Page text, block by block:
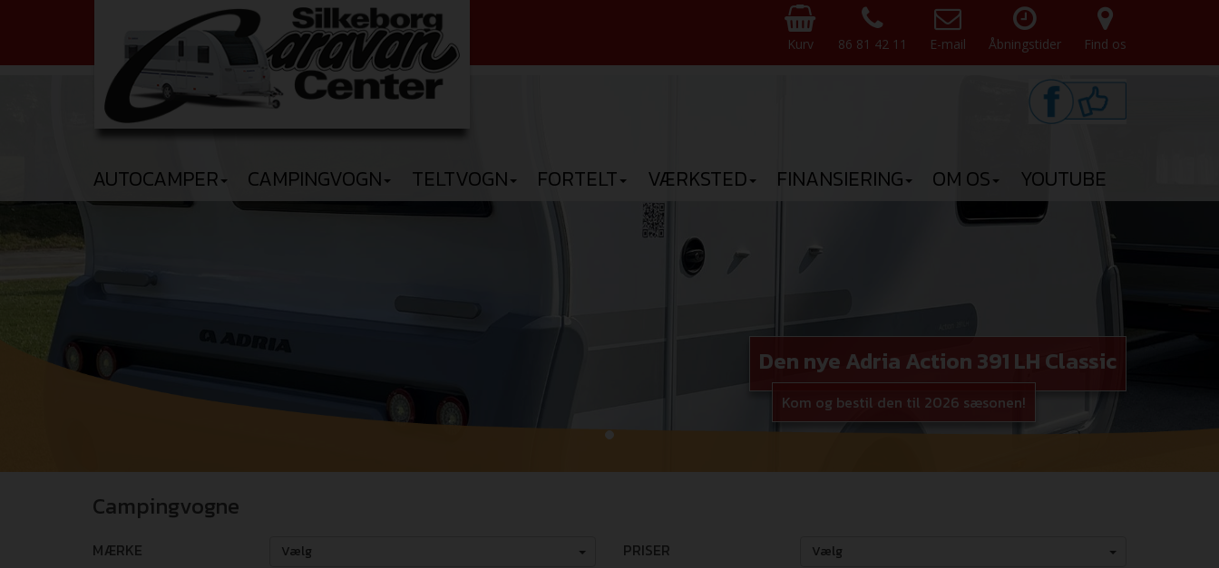
Kurv 86 81 42 11 E-mail Åbningstider Find os
AUTOCAMPER CAMPINGVOGN TELTVOGN FORTELT VÆRKSTED FINANSIERING OM OS YOUTUBE
Den nye Adria Action 391 LH Classic
Kom og bestil den til 2026 sæsonen!
Campingvogne
MÆRKE Vælg PRISER Vælg